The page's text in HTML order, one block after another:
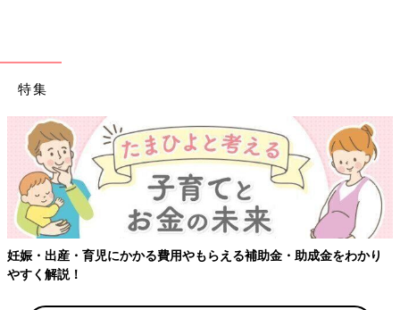
出典：Instagramアカウント「maria_r_t_y」
Maria.さんは、ユニクロにて「スフレヤーンワンピース（4,990
円）」を購入。やわらかな肌ざわりでチクチクしにくい素材の
「スフレヤーン」を使用し、軽いのも特徴です。ハーフジップデ
ザインがオシャレで、インナーはタートルやロンTなど、いろん
な着こなしが楽しめるのも◎。ストレートなシルエットで、細見
えも叶うアイテムです。
【GU】きらきらのラメが上品で華やか！トップス
特集
妊娠・出産・育児にかかる費用やもらえる補助金・助成金をわかり
やすく解説！